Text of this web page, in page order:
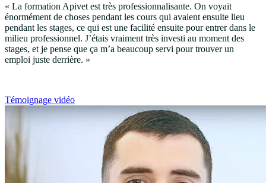
« La formation Apivet est très professionnalisante. On voyait
énormément de choses pendant les cours qui avaient ensuite lieu
pendant les stages, ce qui est une facilité ensuite pour entrer dans le
milieu professionnel. J’étais vraiment très investi au moment des
stages, et je pense que ça m’a beaucoup servi pour trouver un
emploi juste derrière. »
Témoignage vidéo